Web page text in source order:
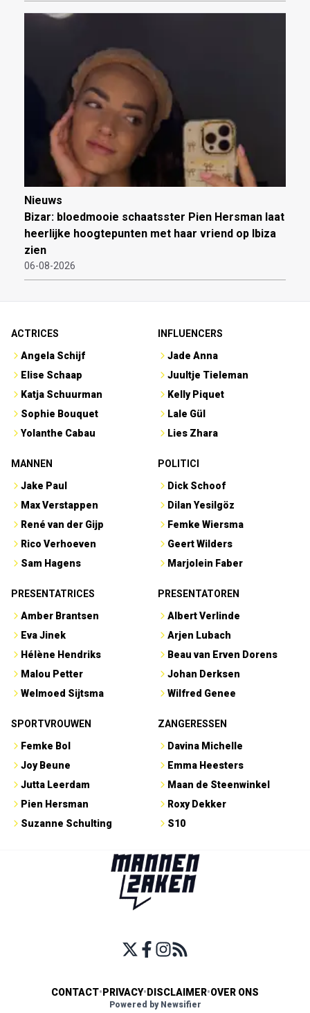
Nieuws
Bizar: bloedmooie schaatsster Pien Hersman laat
heerlijke hoogtepunten met haar vriend op Ibiza
zien
06-08-2026
ACTRICES
Angela Schijf
Elise Schaap
Katja Schuurman
Sophie Bouquet
Yolanthe Cabau
INFLUENCERS
Jade Anna
Juultje Tieleman
Kelly Piquet
Lale Gül
Lies Zhara
MANNEN
Jake Paul
Max Verstappen
René van der Gijp
Rico Verhoeven
Sam Hagens
POLITICI
Dick Schoof
Dilan Yesilgöz
Femke Wiersma
Geert Wilders
Marjolein Faber
PRESENTATRICES
Amber Brantsen
Eva Jinek
Hélène Hendriks
Malou Petter
Welmoed Sijtsma
PRESENTATOREN
Albert Verlinde
Arjen Lubach
Beau van Erven Dorens
Johan Derksen
Wilfred Genee
SPORTVROUWEN
Femke Bol
Joy Beune
Jutta Leerdam
Pien Hersman
Suzanne Schulting
ZANGERESSEN
Davina Michelle
Emma Heesters
Maan de Steenwinkel
Roxy Dekker
S10
CONTACT• PRIVACY• DISCLAIMER•OVER ONS
Powered by Newsifier